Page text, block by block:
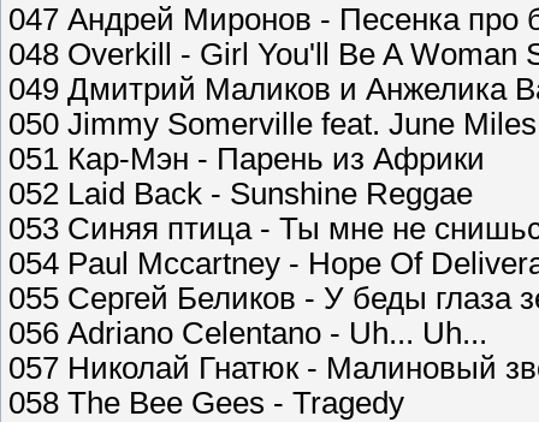
047 Андрей Миронов - Песенка про
048 Overkill - Girl You'll Be A Woman
049 Дмитрий Маликов и Анжелика
050 Jimmy Somerville feat. June
051 Кар-Мэн - Парень из Африки
052 Laid Back - Sunshine Reggae
053 Синяя птица - Ты мне не
054 Paul Mccartney - Hope Of
055 Сергей Беликов - У беды глаза
056 Adriano Celentano - Uh... Uh...
057 Николай Гнатюк - Малиновый
058 The Bee Gees - Tragedy